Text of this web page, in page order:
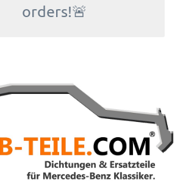
orders!🚨